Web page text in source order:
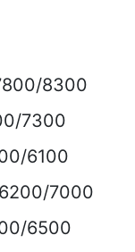
8300
7300
6100
6200/7000
6500